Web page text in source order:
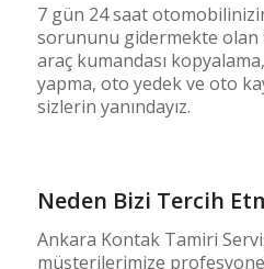
7 gün 24 saat
sorununu gidermekte olan
araç kumandası
yapma, oto yedek ve oto
sizlerin yanındayız.
Neden Bizi Tercih
Ankara Kontak Tamiri
müşterilerimize